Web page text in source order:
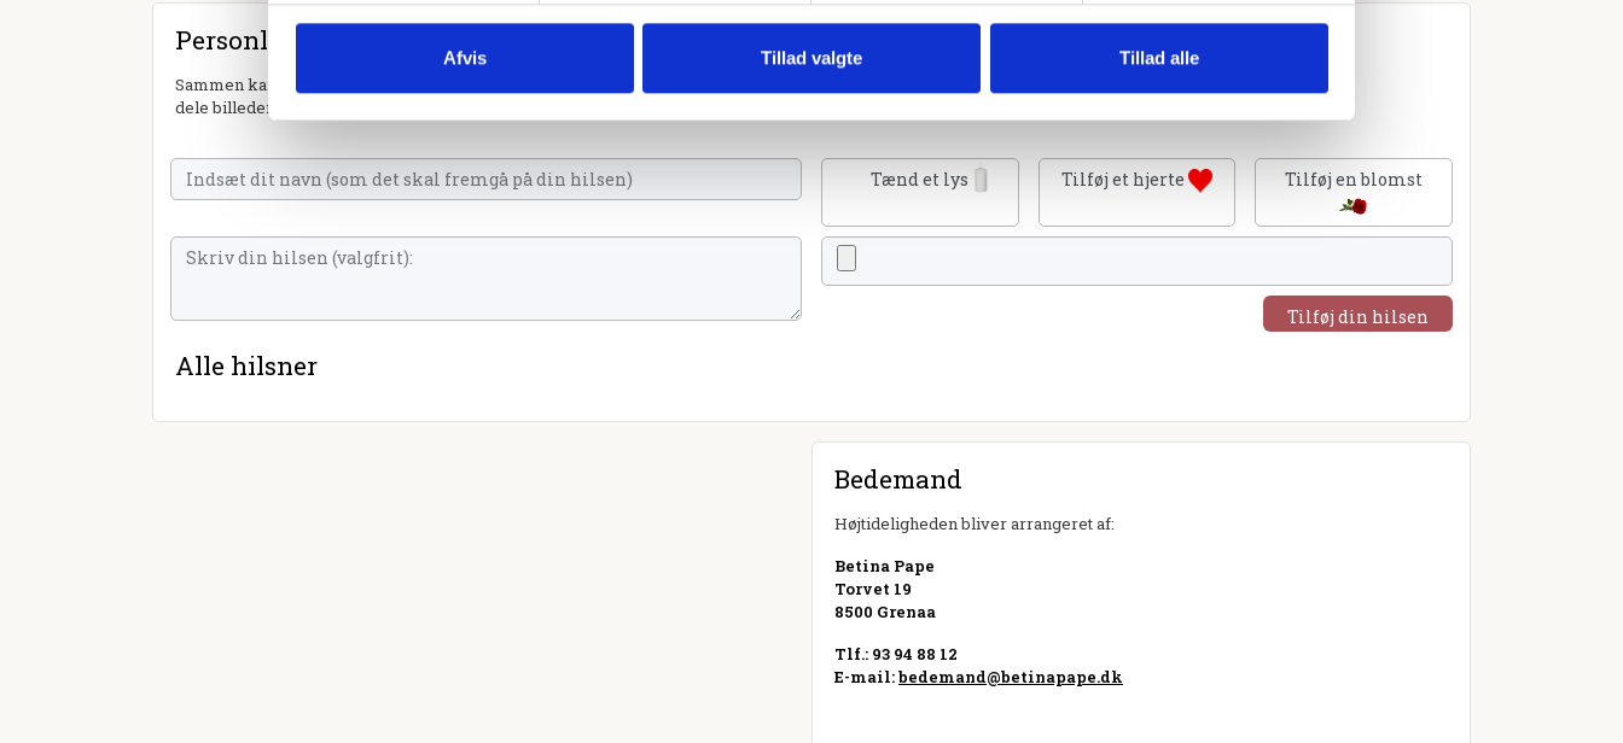
Afvis Tillad valgte Tillad alle
Personlig hilsen
Sammen kan vi mindes Eva Yde. Du kan tænde et lys, skrive et mindeord,
dele billeder og video eller blot sende et hjerte eller en rose
Tænd et lys Tilføj et hjerte Tilføj en blomst
Tilføj din hilsen
Alle hilsner
Bedemand
Højtideligheden bliver arrangeret af:
Betina Pape
Torvet 19
8500 Grenaa
Tlf.: 93 94 88 12
E-mail:bedemand@betinapape.dk